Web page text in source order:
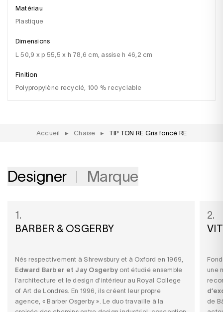
Matériau
plastique
Dimensions
l 50,9 x p 55,5 x h 78,6 cm, assise h 46,2 cm
Finition
polypropylène recyclé, 100 % recyclable
Accueil ▸ Chaise ▸ TIP TON RE Gris foncé RE
Designer Marque
1.
BARBER & OSGERBY
Nés respectivement à Shrewsbury et à Oxford en 1969,
Edward Barber et Jay Osgerby ont étudié ensemble
l'architecture et le design d'intérieur au Royal College
of Art de Londres. En 1996, ils créent leur propre
agence, « Barber Osgerby ». Le duo travaille à la
2.
une
de